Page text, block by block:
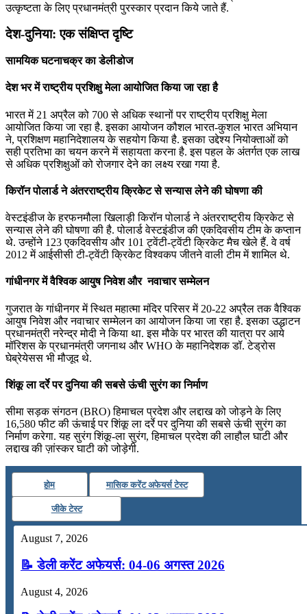
उत्कृष्टता के लिए प्रधानमंत्री पुरस्कार प्रदान किये जाते हैं.
देश-दुनिया: एक संक्षिप्त दृष्टि
सामयिक घटनाचक्र का डेलीडोज
देश भर में राष्ट्रीय प्रशिक्षु मेला आयोजित किया जा रहा है
भारत में 21 अप्रैल को 700 से अधिक स्थानों पर राष्ट्रीय प्रशिक्षु मेला
आयोजित किया जा रहा है. इसका आयोजन कौशल भारत-कुशल भारत अभियान
ने, प्रशिक्षण महानिदेशालय के सहयोग किया है. इसका उद्देश्य नियोक्ताओं को
सही प्रतिभा का चयन करने में सहायता करना है. इस पहल के अंतर्गत एक लाख
से अधिक प्रशिक्षुओं को रोजगार देने का लक्ष्य रखा गया है.
किरॉन पोलार्ड ने अंतरराष्‍ट्रीय क्रिकेट से सन्‍यास लेने की घोषणा की
वेस्‍टइंडीज के हरफनमौला खिलाड़ी किरॉन पोलार्ड ने अंतरराष्‍ट्रीय क्रिकेट से
सन्‍यास लेने की घोषणा की है. पोलार्ड वेस्‍टइंडीज की एकदिवसीय टीम के कप्‍तान
थे. उन्‍होंने 123 एकदिवसीय और 101 ट्वेंटी-ट्वेंटी क्रिकेट मैच खेले हैं. वे वर्ष
2012 में आईसीसी टी-ट्वेंटी क्रिकेट विश्‍वकप जीतने वाली टीम में शामिल थे.
गांधीनगर में वैश्विक आयुष निवेश और नवाचार सम्‍मेलन
गुजरात के गांधीनगर में स्थि‍त महात्‍मा मंदिर परिसर में 20-22 अप्रैल तक वैश्विक
आयुष निवेश और नवाचार सम्‍मेलन का आयोजन किया जा रहा है. इसका उद्धाटन
प्रधानमंत्री नरेन्‍द्र मोदी ने किया था. इस मौके पर भारत की यात्रा पर आये
मॉरिशस के प्रधानमंत्री जगनाथ और WHO के महानिदेशक डॉ. टेड्रोस
घेब्रेयेसस भी मौजूद थे.
शिंकू ला दर्रे पर दुनिया की सबसे ऊंची सुरंग का निर्माण
सीमा सड़क संगठन (BRO) हिमाचल प्रदेश और लद्दाख को जोड़ने के लिए
16,580 फीट की ऊंचाई पर शिंकू ला दर्रे पर दुनिया की सबसे ऊंची सुरंग का
निर्माण करेगा. यह सुरंग शिंकू-ला सुरंग, हिमाचल प्रदेश की लाहौल घाटी और
लद्दाख की ज़ांस्कर घाटी को जोड़ेगी.
होम मासिक करेंट अफेयर्स टेस्ट
जीके टेस्ट
August 7, 2026
📝 डेली करेंट अफेयर्स: 04-06 अगस्त 2026
August 4, 2026